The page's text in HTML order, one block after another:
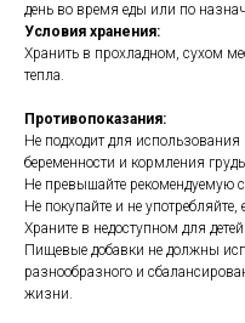
день во время еды или по
Условия хранения:
Хранить в прохладном, сухом
тепла.
Противопоказания:
Не подходит для
беременности и кормления
Не превышайте рекомендуемую
Не покупайте и не
Храните в недоступном для
Пищевые добавки не должны
разнообразного и
жизни.